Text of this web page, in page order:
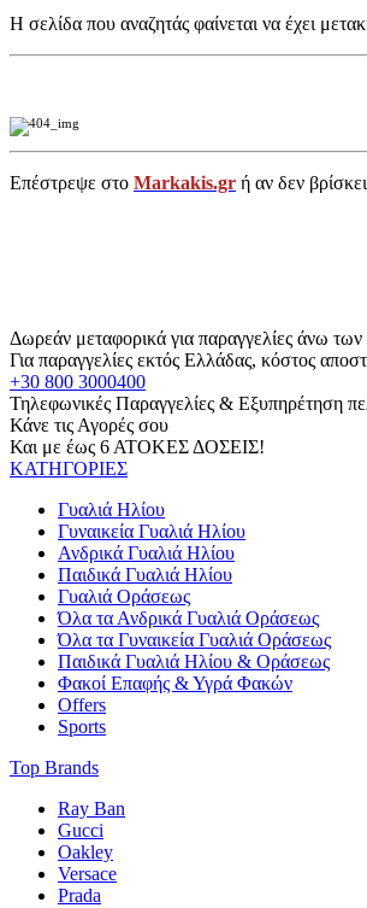
Η σελίδα που αναζητάς φαίνεται να έχει
Επέστρεψε στο Markakis.gr ή αν δεν
Δωρεάν μεταφορικά για παραγγελίες άνω
Για παραγγελίες εκτός Ελλάδας, κόστος
+30 800 3000400
Τηλεφωνικές Παραγγελίες & Εξυπηρέτηση
Κάνε τις Αγορές σου
Και με έως 6 ΑΤΟΚΕΣ ΔΟΣΕΙΣ!
ΚΑΤΗΓΟΡΙΕΣ
Γυαλιά Ηλίου
Γυναικεία Γυαλιά Ηλίου
Ανδρικά Γυαλιά Ηλίου
Παιδικά Γυαλιά Ηλίου
Γυαλιά Οράσεως
Όλα τα Ανδρικά Γυαλιά Οράσεως
Όλα τα Γυναικεία Γυαλιά Οράσεως
Παιδικά Γυαλιά Ηλίου & Οράσεως
Φακοί Επαφής & Υγρά Φακών
Offers
Sports
Top Brands
Ray Ban
Gucci
Oakley
Versace
Prada